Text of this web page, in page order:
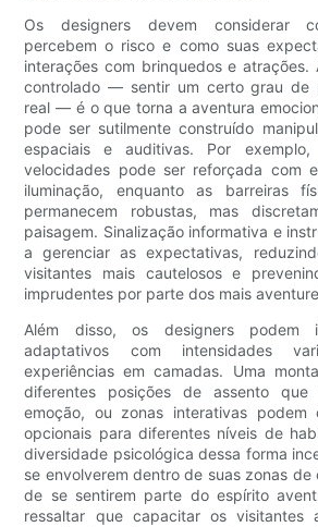
Os designers devem considerar
percebem o risco e como suas
interações com brinquedos e atrações.
controlado — sentir um certo grau de
real — é o que torna a aventura
pode ser sutilmente construído
espaciais e auditivas. Por
velocidades pode ser reforçada com
iluminação, enquanto as barreiras
permanecem robustas, mas
paisagem. Sinalização informativa e
a gerenciar as expectativas,
visitantes mais cautelosos e
imprudentes por parte dos mais
Além disso, os designers podem
adaptativos com intensidades
experiências em camadas. Uma
diferentes posições de assento
emoção, ou zonas interativas podem
opcionais para diferentes níveis de
diversidade psicológica dessa forma
se envolverem dentro de suas zonas
de se sentirem parte do espírito
ressaltar que capacitar os visitantes